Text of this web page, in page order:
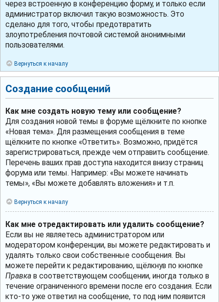
через встроенную в конференцию форму, и только если
администратор включил такую возможность. Это
сделано для того, чтобы предотвратить
злоупотребления почтовой системой анонимными
пользователями.
Вернуться к началу
Создание сообщений
Как мне создать новую тему или сообщение?
Для создания новой темы в форуме щёлкните по кнопке
«Новая тема». Для размещения сообщения в теме
щёлкните по кнопке «Ответить». Возможно, придётся
зарегистрироваться, прежде чем отправить сообщение.
Перечень ваших прав доступа находится внизу страниц
форума или темы. Например: «Вы можете начинать
темы», «Вы можете добавлять вложения» и т.п.
Вернуться к началу
Как мне отредактировать или удалить сообщение?
Если вы не являетесь администратором или
модератором конференции, вы можете редактировать и
удалять только свои собственные сообщения. Вы
можете перейти к редактированию, щёлкнув по кнопке
Правка в соответствующем сообщении, иногда только в
течение ограниченного времени после его создания. Если
кто-то уже ответил на сообщение, то под ним появится